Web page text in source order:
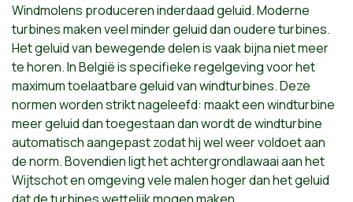
Windmolens produceren inderdaad geluid. Moderne
turbines maken veel minder geluid dan oudere turbines.
Het geluid van bewegende delen is vaak bijna niet meer
te horen. In België is specifieke regelgeving voor het
maximum toelaatbare geluid van windturbines. Deze
normen worden strikt nageleefd: maakt een windturbine
meer geluid dan toegestaan dan wordt de windturbine
automatisch aangepast zodat hij wel weer voldoet aan
de norm. Bovendien ligt het achtergrondlawaai aan het
Wijtschot en omgeving vele malen hoger dan het geluid